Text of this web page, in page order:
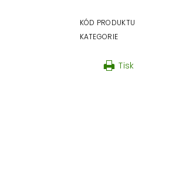
KÓD PRODUKTU
KATEGORIE
Tisk